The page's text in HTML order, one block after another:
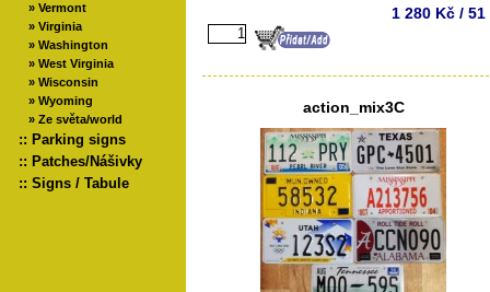
» Vermont
» Virginia
» Washington
» West Virginia
» Wisconsin
» Wyoming
» Ze světa/world
:: Parking signs
:: Patches/Nášivky
:: Signs / Tabule
1 280 Kč / 51
action_mix3C